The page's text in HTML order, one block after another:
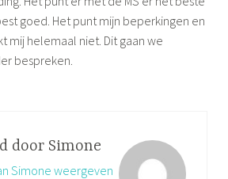
goed. Het punt mijn beperkingen en
mij helemaal niet. Dit gaan we
bespreken.
door Simone
Simone weergeven